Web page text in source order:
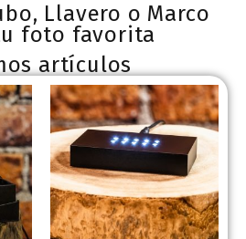
Llavero o Marco
foto favorita
artículos